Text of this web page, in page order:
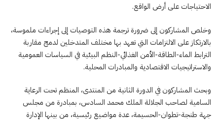
الاحتياجات على أرض الواقع.
وخلص المشاركون إلى ضرورة ترجمة هذه التوصيات إلى إجراءات ملموسة،
بالارتكاز على الالتزامات التي تعهد بها مختلف المتدخلين لدمج مقاربة
الترابط الماء-الطاقة-الأمن الغذائي-النظم البيئية في السياسات العمومية
والاستراتيجيات الاقتصادية والمبادرات المحلية.
وبحث المشاركون في الدورة الثانية من المنتدى، المنظم تحت الرعاية
السامية لصاحب الجلالة الملك محمد السادس، بمبادرة من مجلس
جهة طنجة-تطوان-الحسيمة، عدة مواضيع رئيسية، من بينها الإدارة